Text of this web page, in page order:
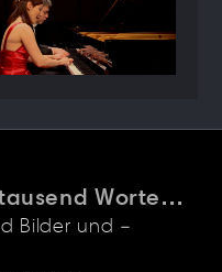
FILME FÜR WIRTSCHAFTS-
KOMMUNIKATION
FÜR BÜHNE UND
Worte…
Bilder und –